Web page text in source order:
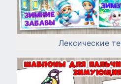
Лексические